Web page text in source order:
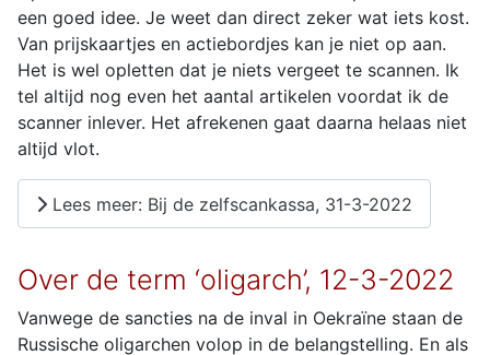
een goed idee. Je weet dan direct zeker wat iets kost.
Van prijskaartjes en actiebordjes kan je niet op aan.
Het is wel opletten dat je niets vergeet te scannen. Ik
tel altijd nog even het aantal artikelen voordat ik de
scanner inlever. Het afrekenen gaat daarna helaas niet
altijd vlot.
Lees meer: Bij de zelfscankassa, 31-3-2022
Over de term ‘oligarch’, 12-3-2022
Vanwege de sancties na de inval in Oekraïne staan de
Russische oligarchen volop in de belangstelling. En als